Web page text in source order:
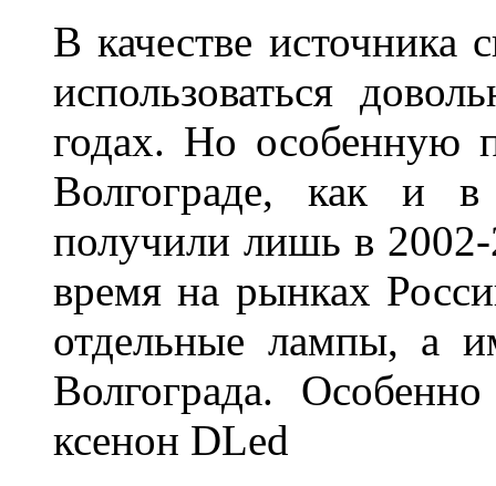
В качестве источника
использоваться
годах. Но особенную
Волгограде, как и
получили лишь в
время на рынках
отдельные лампы, а
Волгограда.
ксенон DLed